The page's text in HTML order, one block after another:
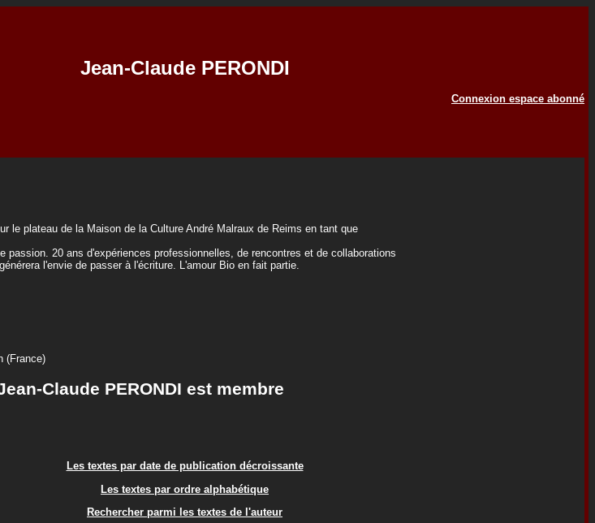
Jean-Claude PERONDI
Connexion espace abonné
le plateau de la Maison de la Culture André Malraux de Reims en tant que
passion. 20 ans d'expériences professionnelles, de rencontres et de collaborations
l'envie de passer à l'écriture. L'amour Bio en fait partie.
(France)
Claude PERONDI est membre
Les textes par date de publication décroissante
Les textes par ordre alphabétique
Rechercher parmi les textes de l'auteur